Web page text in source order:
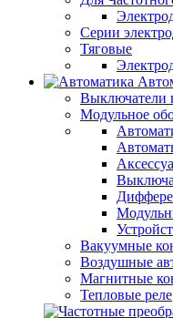
Серии
Тяговые
Выключатели
Модульное
Вакуумные
Воздушные
Магнитные
Тепловые реле